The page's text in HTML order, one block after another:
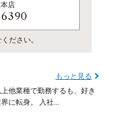
店
ださい。
もっと見る
他業種で勤務するも、好き
に転身。 入社...